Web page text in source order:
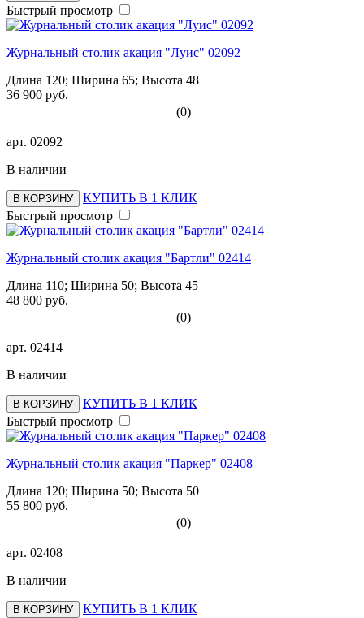
Быстрый просмотр
Журнальный столик акация "Луис" 02092
Длина 120; Ширина 65; Высота 48
36 900 руб.
(0)
арт. 02092
В наличии
В КОРЗИНУ
КУПИТЬ В 1 КЛИК
Быстрый просмотр
Журнальный столик акация "Бартли" 02414
Длина 110; Ширина 50; Высота 45
48 800 руб.
(0)
арт. 02414
В наличии
В КОРЗИНУ
КУПИТЬ В 1 КЛИК
Быстрый просмотр
Журнальный столик акация "Паркер" 02408
Длина 120; Ширина 50; Высота 50
55 800 руб.
(0)
арт. 02408
В наличии
В КОРЗИНУ
КУПИТЬ В 1 КЛИК